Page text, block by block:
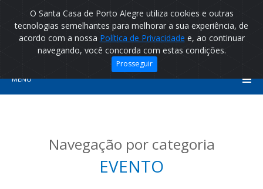
O Santa Casa de Porto Alegre utiliza cookies e outras
tecnologias semelhantes para melhorar a sua experiência, de
acordo com a nossa Política de Privacidade e, ao continuar
navegando, você concorda com estas condições.
Prosseguir
MENU
Navegação por categoria
EVENTO